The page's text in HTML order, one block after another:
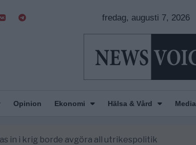
fredag, augusti 7, 2026
Opinion Ekonomi Hälsa & Vård Media
in i krig borde avgöra all utrikespolitik